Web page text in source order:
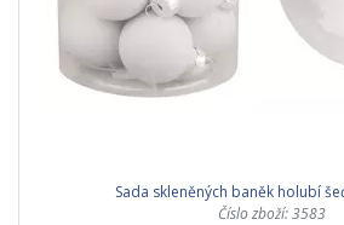
Sada skleněných baněk holubí
Číslo zboží: 3583